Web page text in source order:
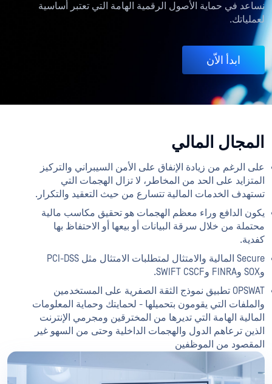
نساعد في حماية الأصول الرقمية الهامة التي تعتبر أساسية
لعملياتك.
ابدأ الاّن
المجال المالي
على الرغم من زيادة الإنفاق على الأمن السيبراني والتركيز
المتزايد على الحد من المخاطر، لا تزال الهجمات التي
تستهدف الخدمات المالية تتسارع من حيث التعقيد والتكرار.
يكون الدافع وراء معظم الهجمات هو تحقيق مكاسب مالية
محتملة من خلال سرقة البيانات أو بيعها أو الاحتفاظ بها
كفدية.
Secure المالية والامتثال لمتطلبات الامتثال مثل PCI-DSS
وSOX وFINRA وSWIFT CSCF.
OPSWAT تطبيق نموذج الثقة الصفرية على المستخدمين
والملفات التي يقومون بتحميلها - لحمايتك وحماية المعلومات
المالية الهامة التي تديرها من المخترقين ومجرمي الإنترنت
الذين ترعاهم الدول والهجمات الداخلية وحتى من السهو غير
المقصود من الموظفين